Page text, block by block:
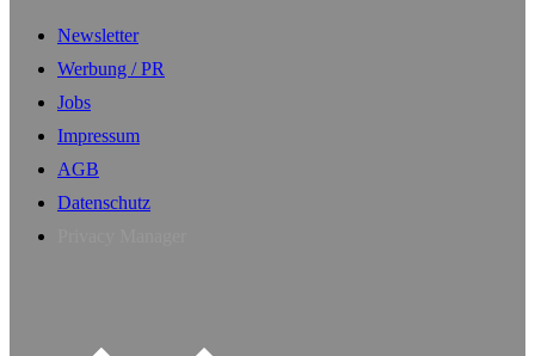
Newsletter
Werbung / PR
Jobs
Impressum
AGB
Datenschutz